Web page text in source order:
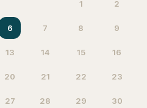
1 2
6 7 8 9
13 14 15 16
20 21 22 23
27 28 29 30